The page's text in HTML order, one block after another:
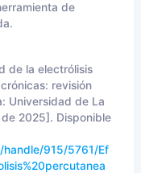
de
de la electrólisis
revisión
Universidad de La
2025]. Disponible
915/5761/Ef